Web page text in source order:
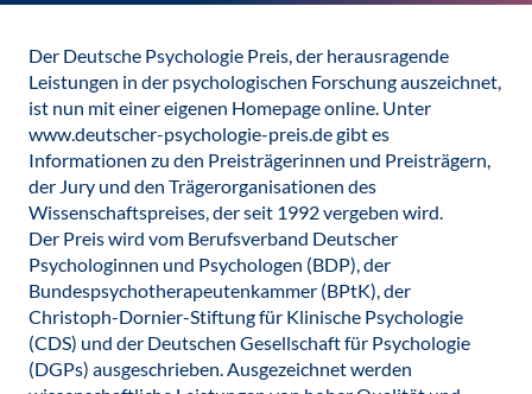
Der Deutsche Psychologie Preis, der herausragende
Leistungen in der psychologischen Forschung auszeichnet,
ist nun mit einer eigenen Homepage online. Unter
www.deutscher-psychologie-preis.de gibt es
Informationen zu den Preisträgerinnen und Preisträgern,
der Jury und den Trägerorganisationen des
Wissenschaftspreises, der seit 1992 vergeben wird.
Der Preis wird vom Berufsverband Deutscher
Psychologinnen und Psychologen (BDP), der
Bundespsychotherapeutenkammer (BPtK), der
Christoph-Dornier-Stiftung für Klinische Psychologie
(CDS) und der Deutschen Gesellschaft für Psychologie
(DGPs) ausgeschrieben. Ausgezeichnet werden